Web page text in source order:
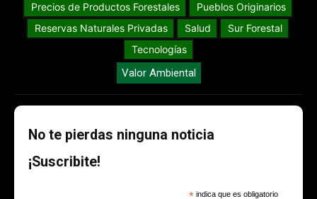
Precios de Productos Forestales
Pueblos Originarios
Reservas Naturales Privadas
Salud
Sur Forestal
Tecnologías
Valor Ambiental
No te pierdas ninguna noticia
¡Suscribite!
* indica que es obligatorio